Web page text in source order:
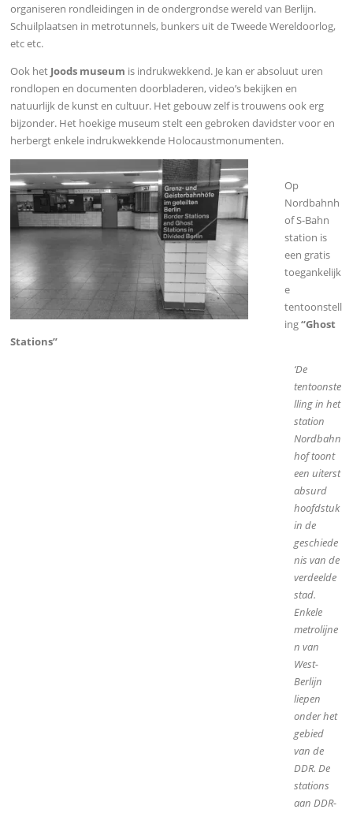
organiseren rondleidingen in de ondergrondse wereld van Berlijn.
Schuilplaatsen in metrotunnels, bunkers uit de Tweede Wereldoorlog,
etc etc.
Ook het Joods museum is indrukwekkend. Je kan er absoluut uren
rondlopen en documenten doorbladeren, video’s bekijken en
natuurlijk de kunst en cultuur. Het gebouw zelf is trouwens ook erg
bijzonder. Het hoekige museum stelt een gebroken davidster voor en
herbergt enkele indrukwekkende Holocaustmonumenten.
Op
Nordbahnh
of S-Bahn
station is
een gratis
toegankelijk
e
tentoonstell
ing“Ghost
Stations”
‘De
tentoonste
lling in het
station
Nordbahn
hof toont
een uiterst
absurd
hoofdstuk
in de
geschiede
nis van de
verdeelde
stad.
Enkele
metrolijne
n van
West-
Berlijn
liepen
onder het
gebied
van de
DDR. De
stations
aan DDR-